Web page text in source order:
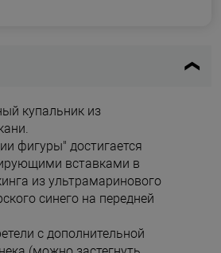
купальник из
фигуры" достигается
вставками в
из ультрамаринового
синего на передней
с дополнительной